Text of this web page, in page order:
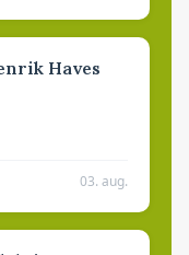
Haves
03. aug.